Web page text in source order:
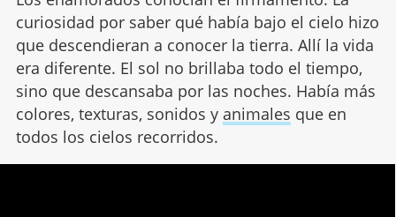
curiosidad por saber qué había bajo el cielo hizo
que descendieran a conocer la tierra. Allí la vida
era diferente. El sol no brillaba todo el tiempo,
sino que descansaba por las noches. Había más
colores, texturas, sonidos y animales que en
todos los cielos recorridos.